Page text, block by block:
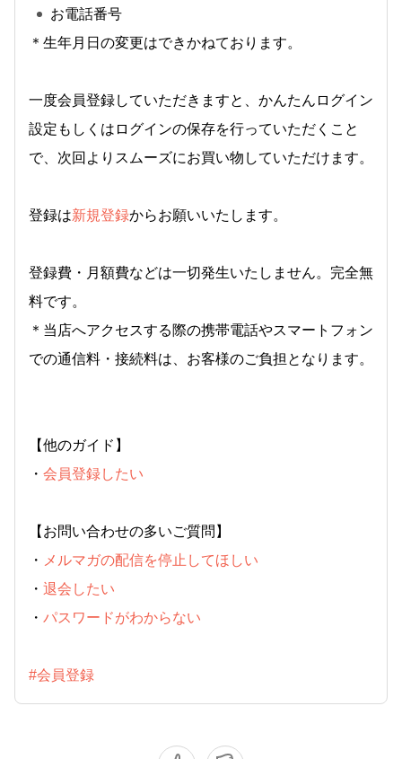
お電話番号
＊生年月日の変更はできかねております。
一度会員登録していただきますと、かんたんログイン
設定もしくはログインの保存を行っていただくこと
で、次回よりスムーズにお買い物していただけます。
登録は新規登録からお願いいたします。
登録費・月額費などは一切発生いたしません。完全無
料です。
＊当店へアクセスする際の携帯電話やスマートフォン
での通信料・接続料は、お客様のご負担となります。
【他のガイド】
・ 会員登録したい
【お問い合わせの多いご質問】
・ メルマガの配信を停止してほしい
・ 退会したい
・ パスワードがわからない
#会員登録